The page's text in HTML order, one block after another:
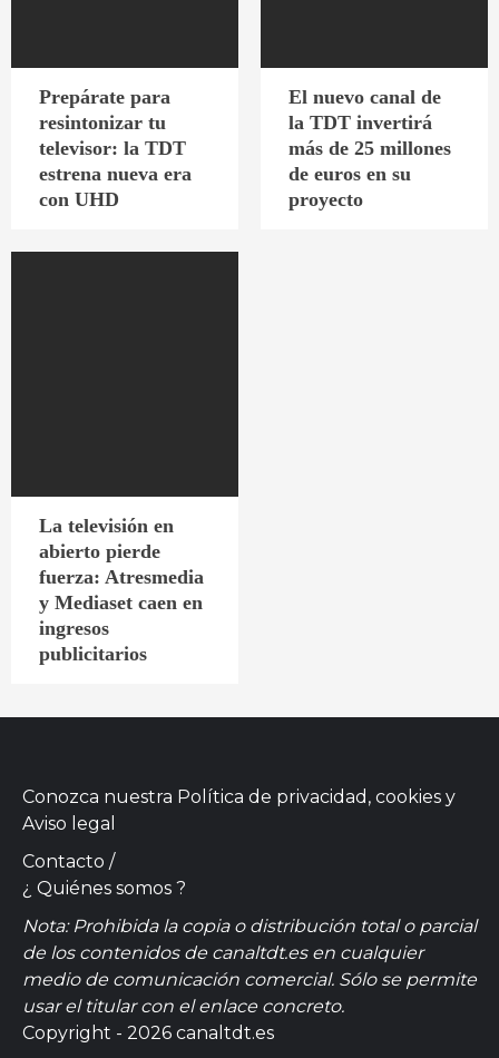
Prepárate para
resintonizar tu
televisor: la TDT
estrena nueva era
con UHD
El nuevo canal de
la TDT invertirá
más de 25 millones
de euros en su
proyecto
La televisión en
abierto pierde
fuerza: Atresmedia
y Mediaset caen en
ingresos
publicitarios
Conozca nuestra Política de privacidad, cookies y
Aviso legal
Contacto /
¿ Quiénes somos ?
Nota: Prohibida la copia o distribución total o parcial
de los contenidos de canaltdt.es en cualquier
medio de comunicación comercial. Sólo se permite
usar el titular con el enlace concreto.
Copyright - 2026 canaltdt.es